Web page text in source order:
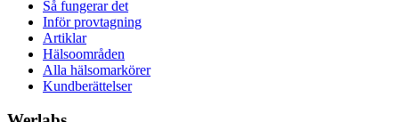
Så fungerar det
Inför provtagning
Artiklar
Hälsoområden
Alla hälsomarkörer
Kundberättelser